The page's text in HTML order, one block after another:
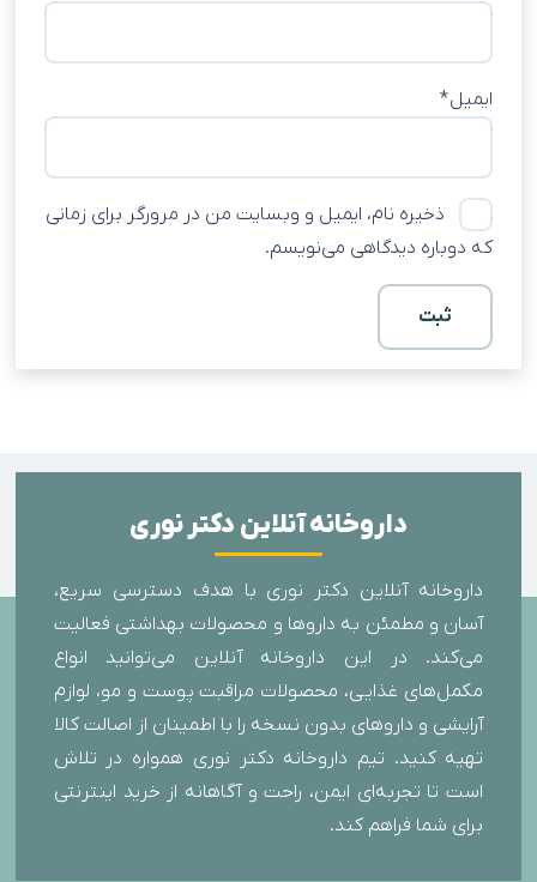
ایمیل*
ذخیره نام، ایمیل و وبسایت من در مرورگر برای زمانی
که دوباره دیدگاهی می‌نویسم.
داروخانه آنلاین دکتر نوری
داروخانه آنلاین دکتر نوری با هدف دسترسی سریع،
آسان و مطمئن به داروها و محصولات بهداشتی فعالیت
می‌کند. در این داروخانه آنلاین می‌توانید انواع
مکمل‌های غذایی، محصولات مراقبت پوست و مو، لوازم
آرایشی و داروهای بدون نسخه را با اطمینان از اصالت کالا
تهیه کنید. تیم داروخانه دکتر نوری همواره در تلاش
است تا تجربه‌ای ایمن، راحت و آگاهانه از خرید اینترنتی
برای شما فراهم کند.